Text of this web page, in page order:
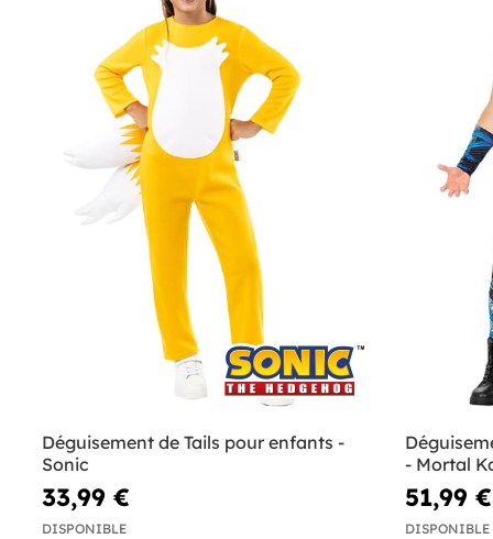
Déguisement de Tails pour enfants -
Sonic
33,99 €
DISPONIBLE
- Mortal
51,99 €
DISPONIBLE